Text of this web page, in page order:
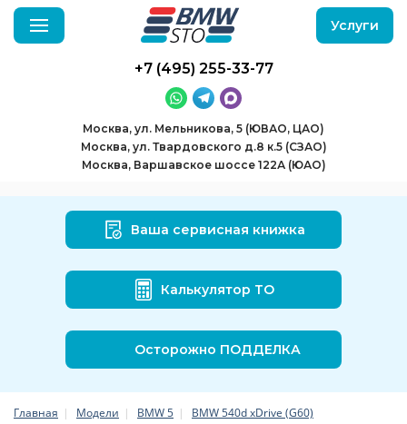
+7 (495) 255-33-77
Москва, ул. Мельникова, 5 (ЮВАО, ЦАО)
Москва, ул. Твардовского д.8 к.5 (СЗАО)
Москва, Варшавское шоссе 122А (ЮАО)
Услуги
Ваша сервисная книжка
Калькулятор ТО
Осторожно ПОДДЕЛКА
Главная Модели BMW 5
BMW 540d xDrive (G60)